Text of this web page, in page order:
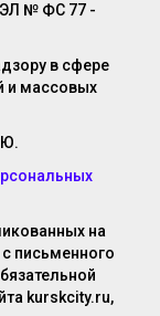
ЭЛ № ФС 77 -
в сфере
и массовых
на
письменного
kurskcity.ru,